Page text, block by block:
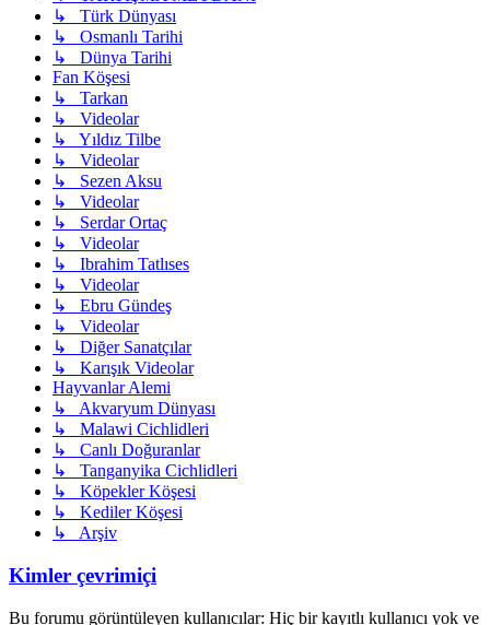
↳ Türk Dünyası
↳ Osmanlı Tarihi
↳ Dünya Tarihi
Fan Köşesi
↳ Tarkan
↳ Videolar
↳ Yıldız Tilbe
↳ Videolar
↳ Sezen Aksu
↳ Videolar
↳ Serdar Ortaç
↳ Videolar
↳ Ibrahim Tatlıses
↳ Videolar
↳ Ebru Gündeş
↳ Videolar
↳ Diğer Sanatçılar
↳ Karışık Videolar
Hayvanlar Alemi
↳ Akvaryum Dünyası
↳ Malawi Cichlidleri
↳ Canlı Doğuranlar
↳ Tanganyika Cichlidleri
↳ Köpekler Köşesi
↳ Kediler Köşesi
↳ Arşiv
Kimler çevrimiçi
Bu forumu görüntüleyen kullanıcılar: Hiç bir kayıtlı kullanıcı yok ve